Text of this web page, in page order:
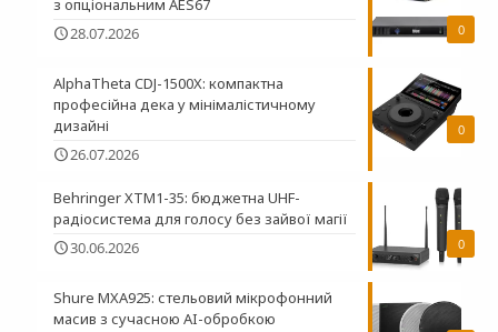
0
з опціональним AES67
28.07.2026
0
AlphaTheta CDJ-1500X: компактна
професійна дека у мінімалістичному
дизайні
26.07.2026
0
Behringer XTM1-35: бюджетна UHF-
радіосистема для голосу без зайвої магії
30.06.2026
Shure MXA925: стельовий мікрофонний
масив з сучасною AI-обробкою